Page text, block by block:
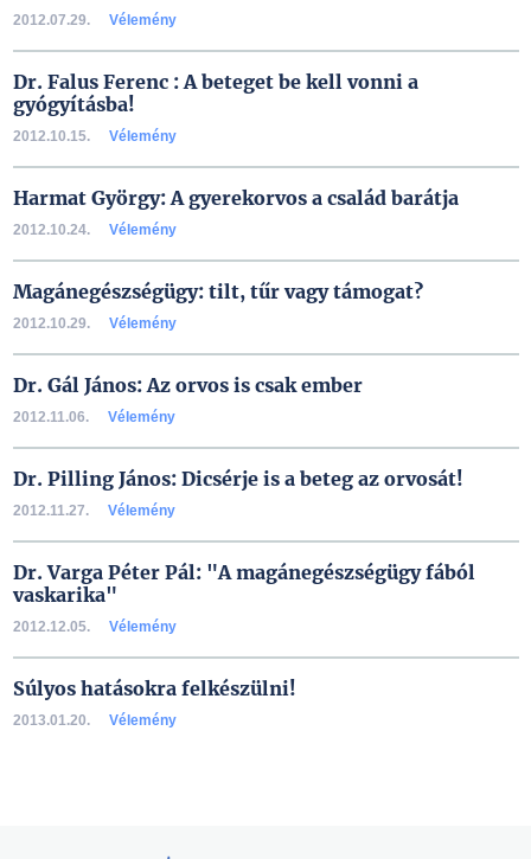
2012.07.29. Vélemény
Dr. Falus Ferenc : A beteget be kell vonni a
gyógyításba!
2012.10.15. Vélemény
Harmat György: A gyerekorvos a család barátja
2012.10.24. Vélemény
Magánegészségügy: tilt, tűr vagy támogat?
2012.10.29. Vélemény
Dr. Gál János: Az orvos is csak ember
2012.11.06. Vélemény
Dr. Pilling János: Dicsérje is a beteg az orvosát!
2012.11.27. Vélemény
Dr. Varga Péter Pál: "A magánegészségügy fából
vaskarika"
2012.12.05. Vélemény
Súlyos hatásokra felkészülni!
2013.01.20. Vélemény